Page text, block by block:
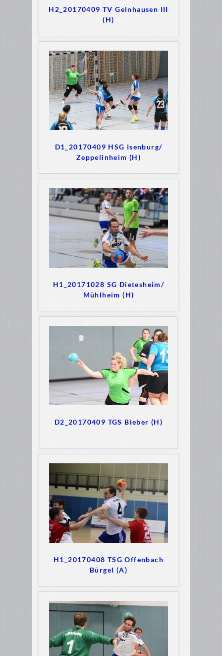
H2_20170409 TV Gelnhausen III
(H)
D1_20170409 HSG Isenburg/
Zeppelinheim (H)
H1_20171028 SG Dietesheim/
Mühlheim (H)
D2_20170409 TGS Bieber (H)
H1_20170408 TSG Offenbach
Bürgel (A)